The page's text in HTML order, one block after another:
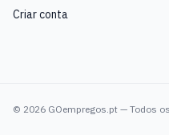
Criar conta
© 2026 GOempregos.pt — Todos